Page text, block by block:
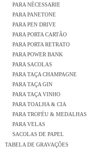
PARA NÉCESSARIE
PARA PANETONE
PARA PEN DRIVE
PARA PORTA CARTÃO
PARA PORTA RETRATO
PARA POWER BANK
PARA SACOLAS
PARA TAÇA CHAMPAGNE
PARA TAÇA GIN
PARA TAÇA VINHO
PARA TOALHA & CIA
PARA TROFÉU & MEDALHAS
PARA VELAS
SACOLAS DE PAPEL
TABELA DE GRAVAÇÕES